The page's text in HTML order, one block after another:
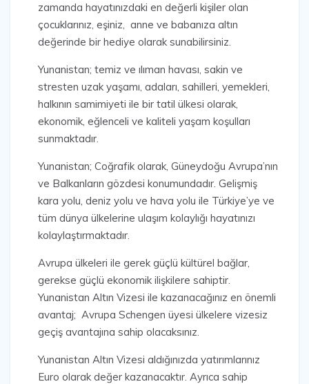
zamanda hayatınızdaki en değerli kişiler olan
çocuklarınız, eşiniz, anne ve babanıza altın
değerinde bir hediye olarak sunabilirsiniz.
Yunanistan; temiz ve ılıman havası, sakin ve
stresten uzak yaşamı, adaları, sahilleri, yemekleri,
halkının samimiyeti ile bir tatil ülkesi olarak,
ekonomik, eğlenceli ve kaliteli yaşam koşulları
sunmaktadır.
Yunanistan; Coğrafik olarak, Güneydoğu Avrupa’nın
ve Balkanların gözdesi konumundadır. Gelişmiş
kara yolu, deniz yolu ve hava yolu ile Türkiye’ye ve
tüm dünya ülkelerine ulaşım kolaylığı hayatınızı
kolaylaştırmaktadır.
Avrupa ülkeleri ile gerek güçlü kültürel bağlar,
gerekse güçlü ekonomik ilişkilere sahiptir.
Yunanistan Altın Vizesi ile kazanacağınız en önemli
avantaj; Avrupa Schengen üyesi ülkelere vizesiz
geçiş avantajına sahip olacaksınız.
Yunanistan Altın Vizesi aldığınızda yatırımlarınız
Euro olarak değer kazanacaktır. Ayrıca sahip